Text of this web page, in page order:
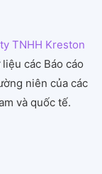
TNHH Kreston
các Báo cáo
niên của các
và quốc tế.